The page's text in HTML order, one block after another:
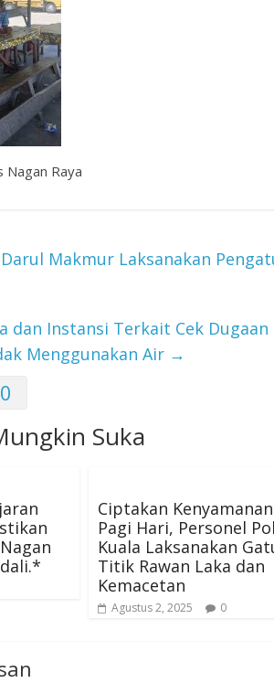
Nagan Raya
Makmur Laksanakan
dan Instansi Terkait Cek
Menggunakan Air →
0
Suka
Ciptakan
Pagi Hari, Personel
Kuala Laksanakan
Titik Rawan Laka dan
Kemacetan
Agustus 2, 2025 0